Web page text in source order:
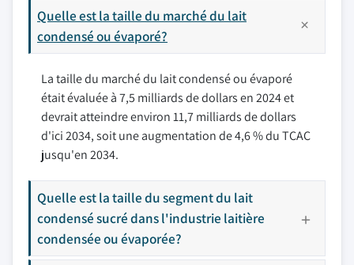
Quelle est la taille du marché du lait
condensé ou évaporé?
La taille du marché du lait condensé ou évaporé
était évaluée à 7,5 milliards de dollars en 2024 et
devrait atteindre environ 11,7 milliards de dollars
d'ici 2034, soit une augmentation de 4,6 % du TCAC
jusqu'en 2034.
Quelle est la taille du segment du lait
condensé sucré dans l'industrie laitière
condensée ou évaporée?